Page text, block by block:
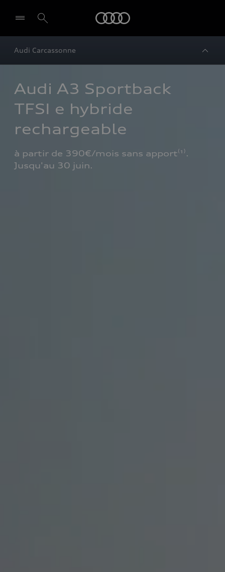
Audi Carcassonne
Audi A3 Sportback
TFSI e hybride
rechargeable
à partir de 390€/mois sans apport⁽¹⁾.
Jusqu'au 30 juin.